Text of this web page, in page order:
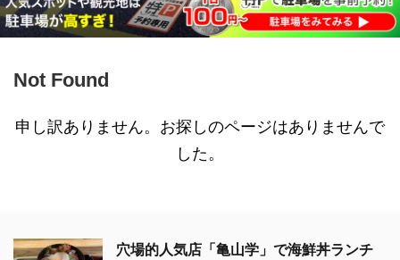
Not Found
申し訳ありません。お探しのページはありませんで
した。
穴場的人気店「亀山学」で海鮮丼ランチ